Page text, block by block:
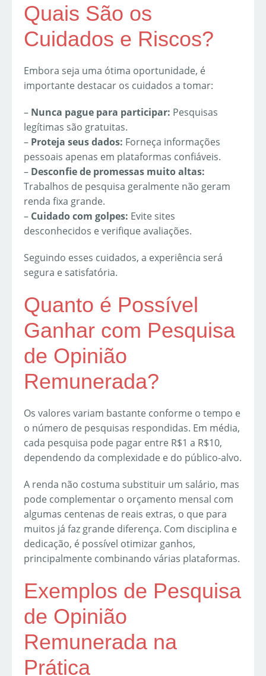
Quais São os
Cuidados e Riscos?
Embora seja uma ótima oportunidade, é
importante destacar os cuidados a tomar:
– Nunca pague para participar: Pesquisas
legítimas são gratuitas.
– Proteja seus dados: Forneça informações
pessoais apenas em plataformas confiáveis.
– Desconfie de promessas muito altas:
Trabalhos de pesquisa geralmente não geram
renda fixa grande.
– Cuidado com golpes: Evite sites
desconhecidos e verifique avaliações.
Seguindo esses cuidados, a experiência será
segura e satisfatória.
Quanto é Possível
Ganhar com Pesquisa
de Opinião
Remunerada?
Os valores variam bastante conforme o tempo e
o número de pesquisas respondidas. Em média,
cada pesquisa pode pagar entre R$1 a R$10,
dependendo da complexidade e do público-alvo.
A renda não costuma substituir um salário, mas
pode complementar o orçamento mensal com
algumas centenas de reais extras, o que para
muitos já faz grande diferença. Com disciplina e
dedicação, é possível otimizar ganhos,
principalmente combinando várias plataformas.
Exemplos de Pesquisa
de Opinião
Remunerada na
Prática